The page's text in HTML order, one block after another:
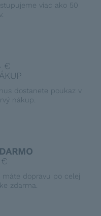
viac ako 50
€
dostanete poukaz v
nákup.
máte dopravu po celej
zdarma.